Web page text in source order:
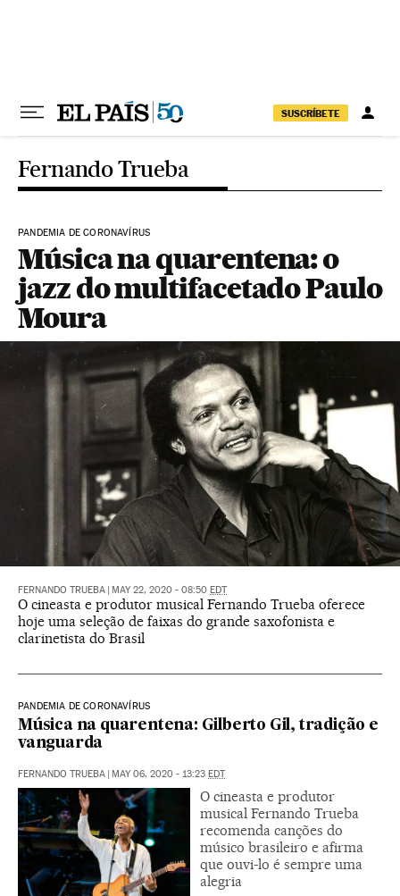
SUSCRÍBETE
Fernando Trueba
PANDEMIA DE CORONAVÍRUS
Música na quarentena: o
jazz do multifacetado Paulo
Moura
FERNANDO TRUEBA MAY 22, 2020 - 08:50 EDT
O cineasta e produtor musical Fernando Trueba oferece
hoje uma seleção de faixas do grande saxofonista e
clarinetista do Brasil
PANDEMIA DE CORONAVÍRUS
Música na quarentena: Gilberto Gil, tradição e
vanguarda
FERNANDO TRUEBA MAY 06, 2020 - 13:23 EDT
O cineasta e produtor
musical Fernando Trueba
recomenda canções do
músico brasileiro e afirma
que ouvi-lo é sempre uma
alegria